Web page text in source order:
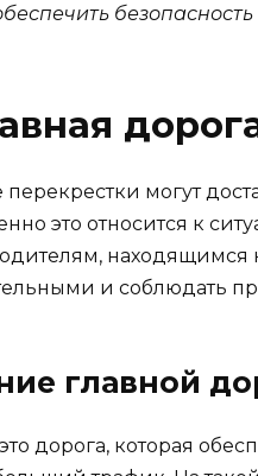
могут
это относится к
находящимся
и соблюдать
главной
это дорога, которая